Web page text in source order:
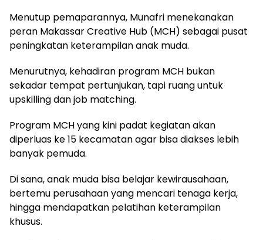
Menutup pemaparannya, Munafri menekanakan
peran Makassar Creative Hub (MCH) sebagai pusat
peningkatan keterampilan anak muda.
Menurutnya, kehadiran program MCH bukan
sekadar tempat pertunjukan, tapi ruang untuk
upskilling dan job matching.
Program MCH yang kini padat kegiatan akan
diperluas ke 15 kecamatan agar bisa diakses lebih
banyak pemuda.
Di sana, anak muda bisa belajar kewirausahaan,
bertemu perusahaan yang mencari tenaga kerja,
hingga mendapatkan pelatihan keterampilan
khusus.